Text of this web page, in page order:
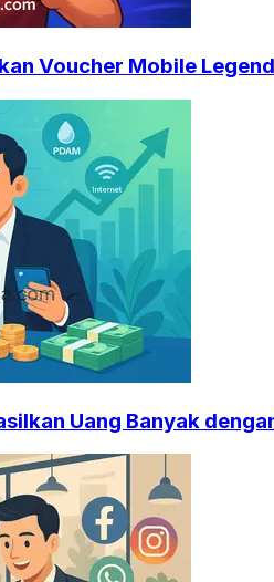
Voucher Mobile
Uang Banyak